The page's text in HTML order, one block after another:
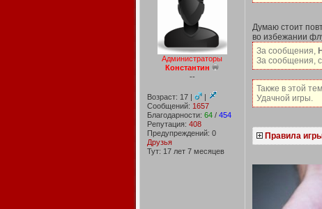
Администраторы
Константин
--
Возраст: 17 |
|
Сообщений: 1657
Благодарности: 64/ 454
Репутация: 408
Предупреждений: 0
Друзья
Тут: 17 лет 7 месяцев
Думаю стоит
во избежании
За сообщения,
За сообщения,
Также в этой
Удачной игры.
Правила